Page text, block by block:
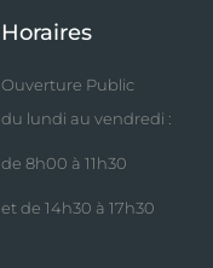
Horaires
Ouverture Public
du lundi au vendredi :
de 8h00 à 11h30
et de 14h30 à 17h30